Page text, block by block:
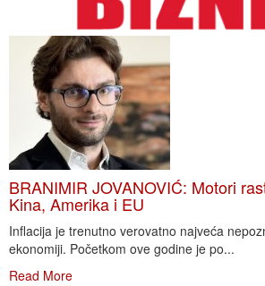
BRANIMIR JOVANOVIĆ: Motori
Kina, Amerika i EU
Inflacija je trenutno verovatno najveća
ekonomiji. Početkom ove godine je po...
Read More